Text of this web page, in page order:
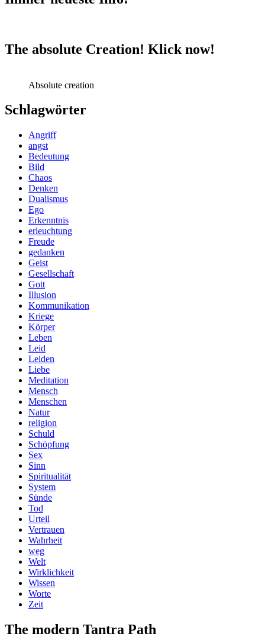
The absolute Creation! Klick now!
Absolute creation
Schlagwörter
Angriff
angst
Bedeutung
Bild
Chaos
Denken
Dualismus
Ego
Erkenntnis
erleuchtung
Freude
gedanken
Geist
Gesellschaft
Gott
Illusion
Kommunikation
Kriege
Körper
Leben
Leid
Leiden
Liebe
Meditation
Mensch
Menschen
Natur
religion
Schuld
Schöpfung
Sex
Sinn
Spiritualität
System
Sünde
Tod
Urteil
Vertrauen
Wahrheit
weg
Welt
Wirklichkeit
Wissen
Worte
Zeit
The modern Tantra Path